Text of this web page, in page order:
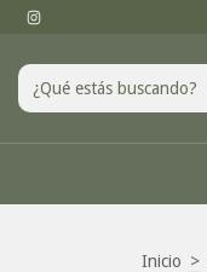
Inicio >